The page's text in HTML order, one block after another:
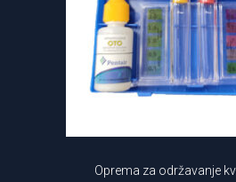
Oprema za održavanje